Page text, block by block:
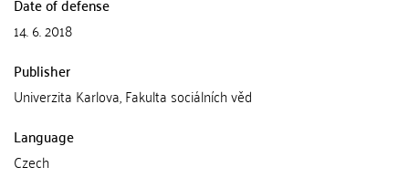
14. 6. 2018
Publisher
Univerzita Karlova, Fakulta sociálních věd
Language
Czech